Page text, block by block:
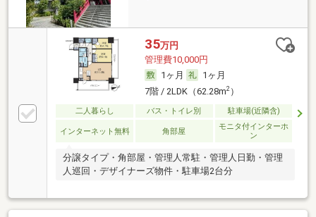
35万円
管理費10,000円
1ヶ月
1ヶ月
7階 / 2LDK（62.28m2）
二人暮らし バス・トイレ別 駐車場(近隣含)
インターネット無料 角部屋
モニタ付インターホ
ン
分譲タイプ・角部屋・管理人常駐・管理人日勤・管理
人巡回・デザイナーズ物件・駐車場2台分